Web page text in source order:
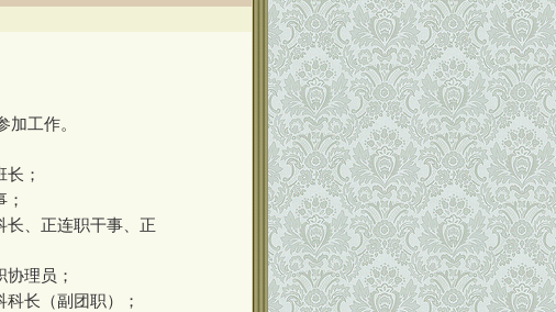
工作。
；
、正连职干事、正
理员；
长（副团职）；